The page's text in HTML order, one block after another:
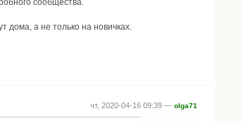
сообщества.
а не только на новичках.
чт, 2020-04-16 09:39 — olga71